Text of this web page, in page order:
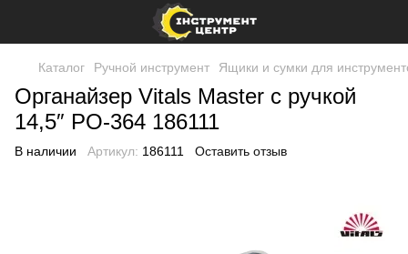
Каталог Ручной инструмент Ящики и сумки для
Органайзер Vitals Master с ручкой
14,5″ PO-364 186111
В наличии Артикул: 186111 Оставить отзыв